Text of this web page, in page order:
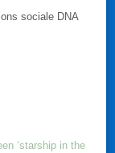
sociale DNA
‘starship in the